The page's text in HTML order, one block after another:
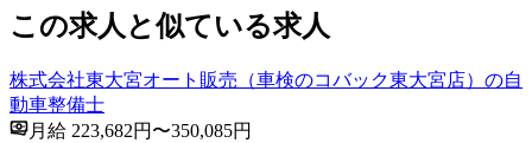
この求人と似ている求人
株式会社東大宮オート販売（車検のコバック東大宮店）の自
動車整備士
月給 223,682円〜350,085円